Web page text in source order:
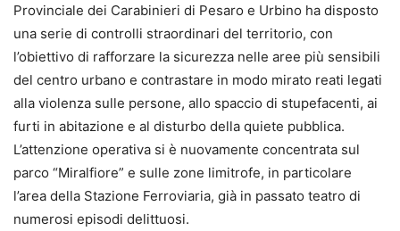
Provinciale dei Carabinieri di Pesaro e Urbino ha disposto
una serie di controlli straordinari del territorio, con
l’obiettivo di rafforzare la sicurezza nelle aree più sensibili
del centro urbano e contrastare in modo mirato reati legati
alla violenza sulle persone, allo spaccio di stupefacenti, ai
furti in abitazione e al disturbo della quiete pubblica.
L’attenzione operativa si è nuovamente concentrata sul
parco “Miralfiore” e sulle zone limitrofe, in particolare
l’area della Stazione Ferroviaria, già in passato teatro di
numerosi episodi delittuosi.